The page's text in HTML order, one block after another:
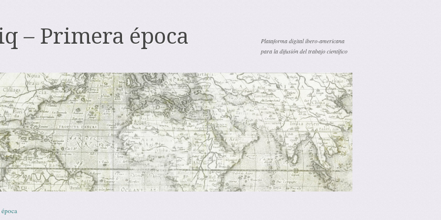
– Primera época
Plataforma digital ibero-americana
para la difusión del trabajo científico